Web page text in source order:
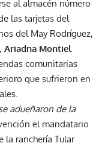
al almacén número
las tarjetas del
del May Rodríguez,
Ariadna Montiel
comunitarias
que sufrieron en
adueñaron de la
el mandatario
la ranchería Tular